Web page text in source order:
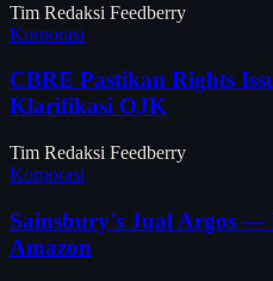
Tim Redaksi Feedberry
Korporasi
CBRE Pastikan Rights
Klarifikasi OJK
Tim Redaksi Feedberry
Korporasi
Sainsbury's Jual Argos
Amazon